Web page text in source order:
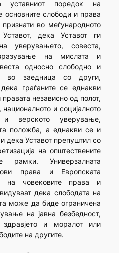
уставниот поредок на
основните слободи и права
во меѓународното
дека Уставот ги
уверувањето, совеста,
на мислата и
односно слободно и
во заедница со други,
граѓаните се еднакви
независно од полот,
и социјалното
и верското уверување,
положба, а еднакви се и
дека Уставот препуштил со
на општествените
рамки. Универзалната
права и Европската
на човековите права и
дека слободата на
може да биде ограничена
на јавна безбедност,
здравјето и моралот или
на другите.